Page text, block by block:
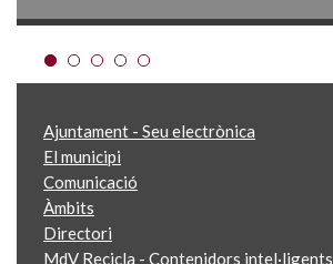
Ajuntament - Seu electrònica
El municipi
Comunicació
Àmbits
Directori
MdV Recicla - Contenidors intel·ligents